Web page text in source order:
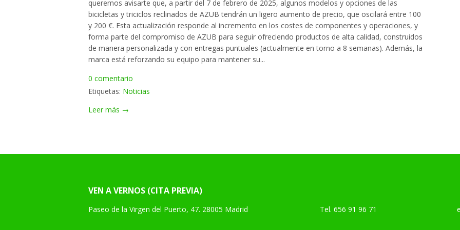
queremos avisarte que, a partir del 7 de febrero de 2025, algunos modelos y opciones de las
bicicletas y triciclos reclinados de AZUB tendrán un ligero aumento de precio, que oscilará entre 100
y 200 €. Esta actualización responde al incremento en los costes de componentes y operaciones, y
forma parte del compromiso de AZUB para seguir ofreciendo productos de alta calidad, construidos
de manera personalizada y con entregas puntuales (actualmente en torno a 8 semanas). Además, la
marca está reforzando su equipo para mantener su...
0 comentario
Etiquetas: Noticias
Leer más →
VEN A VERNOS (CITA PREVIA)
Paseo de la Virgen del Puerto, 47. 28005 Madrid Tel. 656 91 96 71